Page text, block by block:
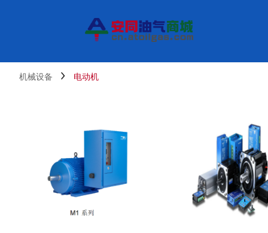
机械设备 电动机